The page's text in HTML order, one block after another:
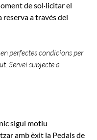
de sol·licitar el
a través del
perfectes condicions per
Servei subjecte a
sigui motiu
amb èxit la Pedals de